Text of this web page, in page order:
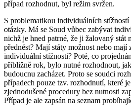
případ rozhodnut, byl režim svržen.
S problematikou individuálních stížností
otázky. Má se Soud vůbec zabývat
nichž je hned patrné, že ji žalovaný stát
přednést? Mají státy možnost nebo mají
individuální stížnosti? Poté, co
přibližně rok, bylo nutné rozhodnout,
budoucnu zacházet. Proto se soudci
případech pouze tzv. rozhodnutí, které
zjednodušené procedury bez nutnosti
Případ je ale zapsán na seznam